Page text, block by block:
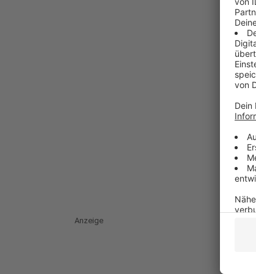
Anzeige